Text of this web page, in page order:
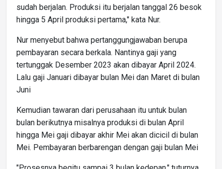
sudah berjalan. Produksi itu berjalan tanggal 26 besok
hingga 5 April produksi pertama," kata Nur.
Nur menyebut bahwa pertanggungjawaban berupa
pembayaran secara berkala. Nantinya gaji yang
tertunggak Desember 2023 akan dibayar April 2024.
Lalu gaji Januari dibayar bulan Mei dan Maret di bulan
Juni
Kemudian tawaran dari perusahaan itu untuk bulan
bulan berikutnya misalnya produksi di bulan April
hingga Mei gaji dibayar akhir Mei akan dicicil di bulan
Mei. Pembayaran berbarengan dengan gaji bulan Mei